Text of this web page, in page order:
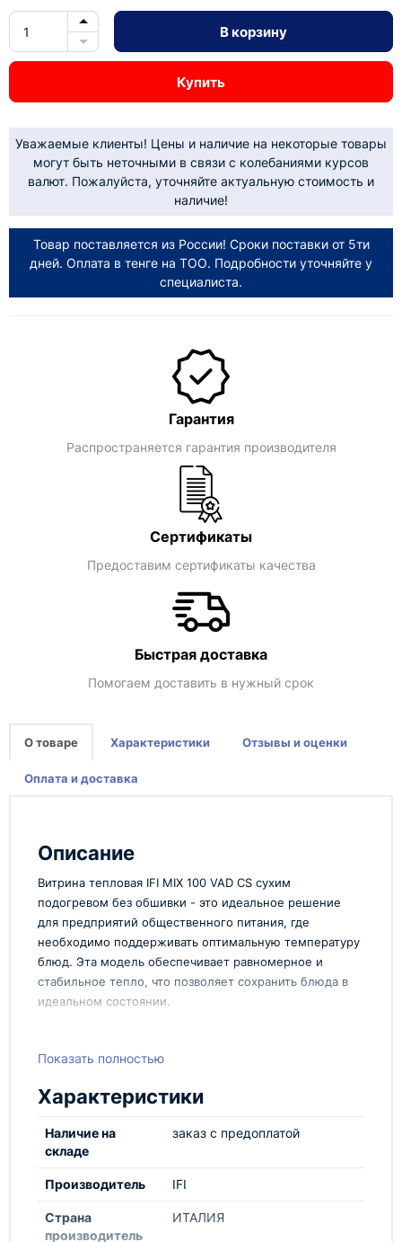
В корзину
Купить
Уважаемые клиенты! Цены и наличие на некоторые товары
могут быть неточными в связи с колебаниями курсов
валют. Пожалуйста, уточняйте актуальную стоимость и
наличие!
Товар поставляется из России! Сроки поставки от 5ти
дней. Оплата в тенге на ТОО. Подробности уточняйте у
специалиста.
Гарантия
Распространяется гарантия производителя
Сертификаты
Предоставим сертификаты качества
Быстрая доставка
Помогаем доставить в нужный срок
О товаре Характеристики Отзывы и оценки
Оплата и доставка
Описание
Витрина тепловая IFI MIX 100 VAD CS сухим
подогревом без обшивки - это идеальное решение
для предприятий общественного питания, где
необходимо поддерживать оптимальную температуру
блюд. Эта модель обеспечивает равномерное и
стабильное тепло, что позволяет сохранить блюда в
идеальном состоянии.
сухим подогревом, который идеально подходит для
различных видов продуктов. Отсутствие обшивки
делает ее легкой в уходе и обслуживании.
Компактные размеры позволяют установить эту
Модель: IFI MIX 100 VAD CS
Тип подогрева: сухой
Обшивка: отсутствует
Показать полностью
Характеристики
Наличие на
складе
заказ с предоплатой
Производитель IFI
Страна
производитель
ИТАЛИЯ